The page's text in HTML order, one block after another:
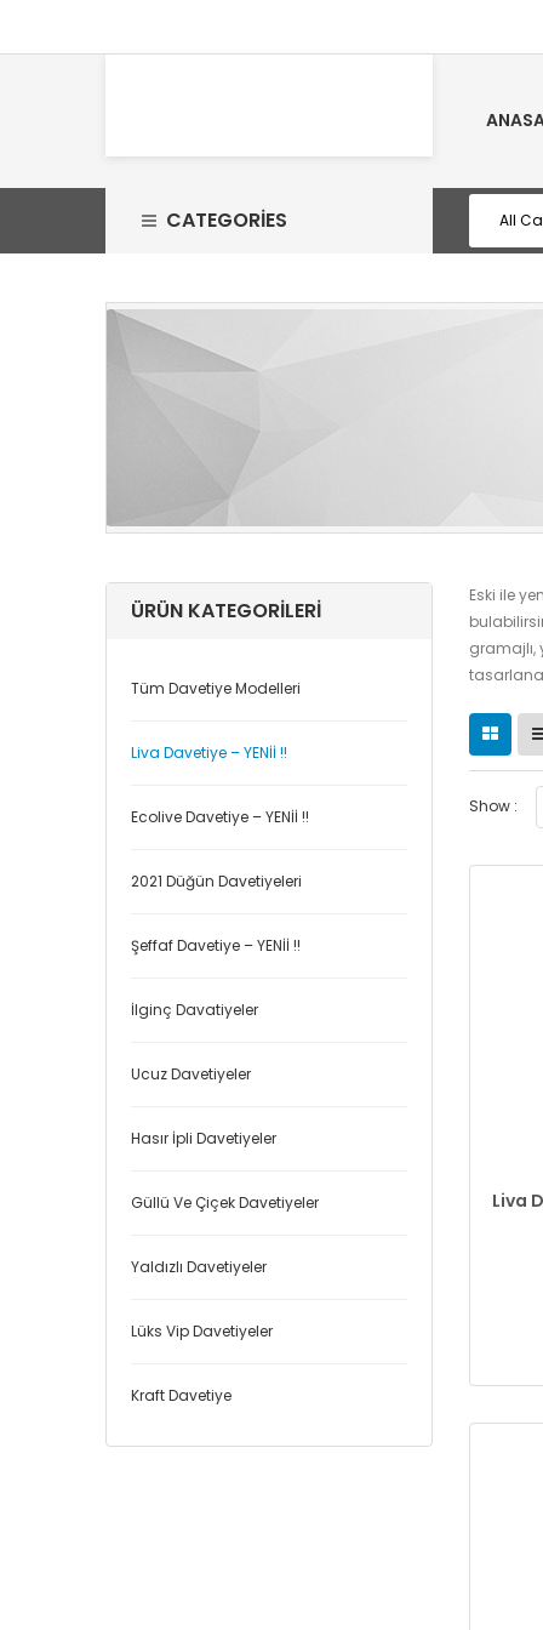
CATEGORIES
ÜRÜN KATEGORILERI
Tüm Davetiye Modelleri
Liva Davetiye – YENİİ !!
Ecolive Davetiye – YENİİ !!
2021 Düğün Davetiyeleri
Şeffaf Davetiye – YENİİ !!
İlginç Davatiyeler
Ucuz Davetiyeler
Hasır İpli Davetiyeler
Güllü Ve Çiçek Davetiyeler
Yaldızlı Davetiyeler
Lüks Vip Davetiyeler
Kraft Davetiye
Eski ile
gramajlı,
Show :
Liva